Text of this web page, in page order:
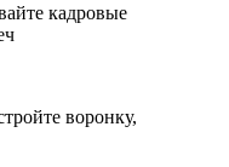
кадровые
воронку,